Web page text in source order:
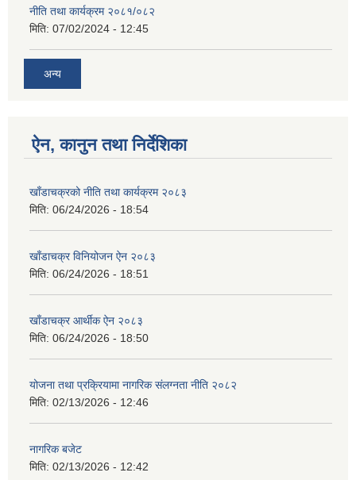
नीति तथा कार्यक्रम २०८१/०८२
मिति: 07/02/2024 - 12:45
अन्य
ऐन, कानुन तथा निर्देशिका
खाँडाचक्रको नीति तथा कार्यक्रम २०८३
मिति: 06/24/2026 - 18:54
खाँडाचक्र विनियोजन ऐन २०८३
मिति: 06/24/2026 - 18:51
खाँडाचक्र आर्थीक ऐन २०८३
मिति: 06/24/2026 - 18:50
योजना तथा प्रक्रियामा नागरिक संलग्नता नीति २०८२
मिति: 02/13/2026 - 12:46
नागरिक बजेट
मिति: 02/13/2026 - 12:42